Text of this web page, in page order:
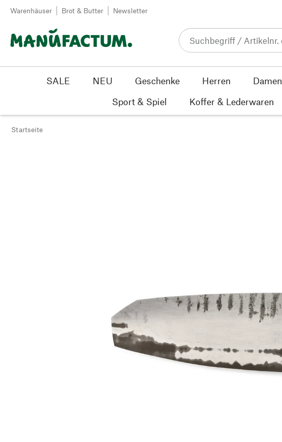
Zum Inhalt springen
Warenhäuser Brot & Butter Newsletter
SALE NEU Geschenke Herren Damen
Sport & Spiel
Koffer & Lederwaren
Startseite